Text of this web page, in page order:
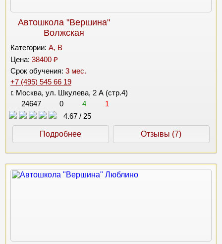
Автошкола "Вершина"
Волжская
Категории: A, B
Цена: 38400 ₽
Срок обучения: 3 мес.
+7 (495) 545 66 19
г. Москва, ул. Шкулева, 2 А (стр.4)
24647
0 4
1
4.67 / 25
Подробнее Отзывы (7)